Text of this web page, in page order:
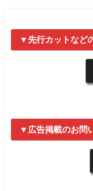
▼先行カットなど
▼広告掲載のお問